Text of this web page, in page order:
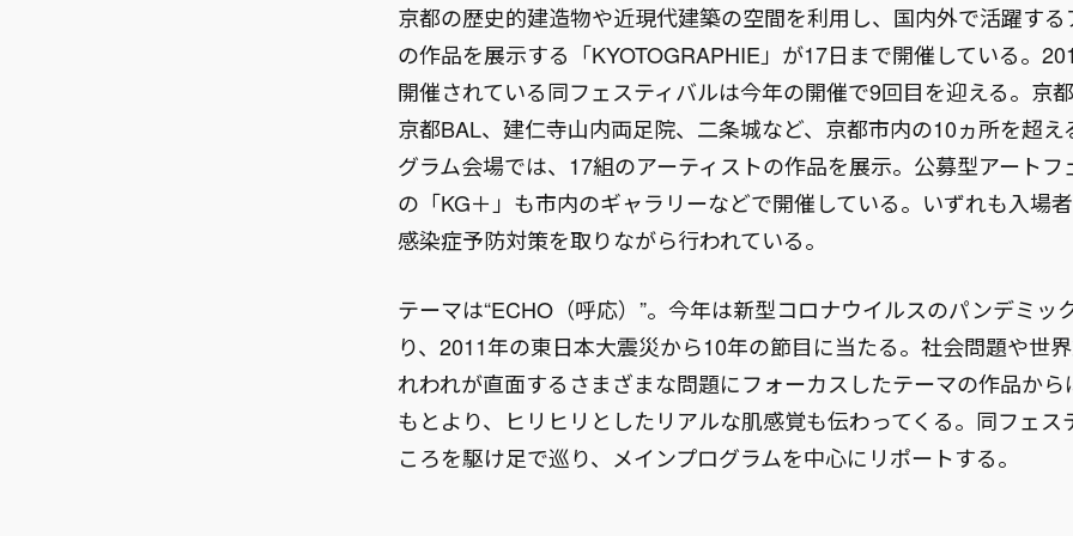
京都の歴史的建造物や近現代建築の空間を利用し、国内外で活躍する
の作品を展示する「KYOTOGRAPHIE」が17日まで開催している。
開催されている同フェスティバルは今年の開催で9回目を迎える。京
京都BAL、建仁寺山内両足院、二条城など、京都市内の10ヵ所を超え
グラム会場では、17組のアーティストの作品を展示。公募型アートフ
の「KG＋」も市内のギャラリーなどで開催している。いずれも入場
感染症予防対策を取りながら行われている。
テーマは“ECHO（呼応）”。今年は新型コロナウイルスのパンデミッ
り、2011年の東日本大震災から10年の節目に当たる。社会問題や世
れわれが直面するさまざまな問題にフォーカスしたテーマの作品か
もとより、ヒリヒリとしたリアルな肌感覚も伝わってくる。同フェス
ころを駆け足で巡り、メインプログラムを中心にリポートする。